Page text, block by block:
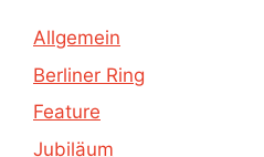
Allgemein
Berliner Ring
Feature
Jubiläum